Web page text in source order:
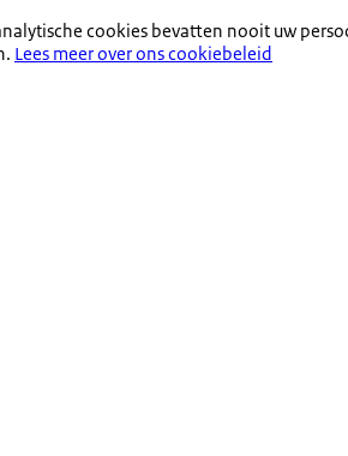
cookies bevatten nooit uw
Lees meer over ons cookiebeleid